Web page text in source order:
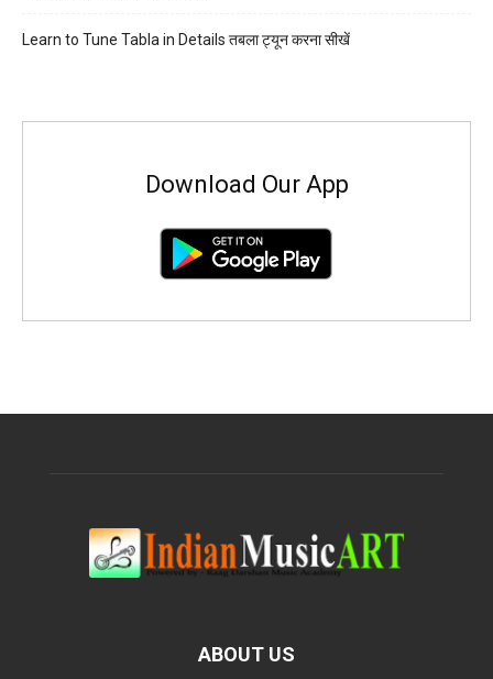
Learn to Tune Tabla in Details तबला ट्यून करना सीखें
Download Our App
ABOUT US